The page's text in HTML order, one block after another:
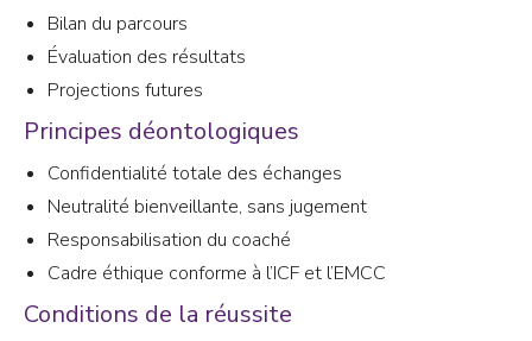
Bilan du parcours
Évaluation des résultats
Projections futures
Principes déontologiques
Confidentialité totale des échanges
Neutralité bienveillante, sans jugement
Responsabilisation du coaché
Cadre éthique conforme à l’ICF et l’EMCC
Conditions de la réussite